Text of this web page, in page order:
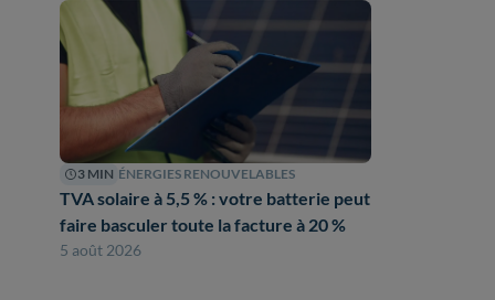
3 MIN ÉNERGIES RENOUVELABLES
TVA solaire à 5,5 % : votre batterie peut
faire basculer toute la facture à 20 %
5 août 2026